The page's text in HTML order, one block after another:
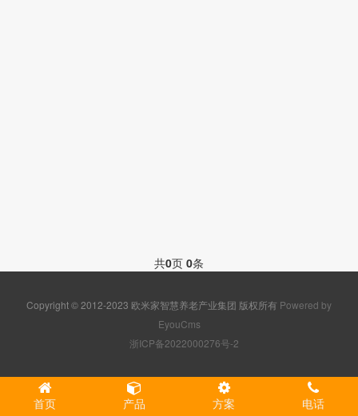
共0页 0条
Copyright © 2012-2023 欧米家智慧养老产业集团 版权所有 Powered by
EyouCms
浙ICP备2022000276号-2
首页 产品 方案 电话